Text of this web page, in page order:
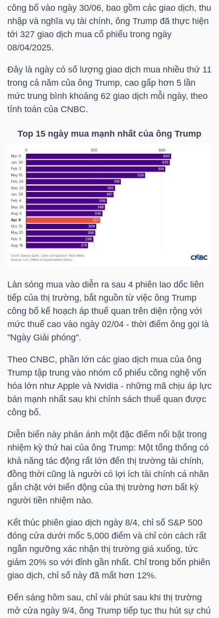
công bố vào ngày 30/06, bao gồm các giao dịch, thu
nhập và nghĩa vụ tài chính, ông Trump đã thực hiện
tới 327 giao dịch mua cổ phiếu trong ngày
08/04/2025.
Đây là ngày có số lượng giao dịch mua nhiều thứ 11
trong cả năm của ông Trump, cao gấp hơn 5 lần
mức trung bình khoảng 62 giao dịch mỗi ngày, theo
tính toán của CNBC.
Top 15 ngày mua mạnh nhất của ông Trump
Làn sóng mua vào diễn ra sau 4 phiên lao dốc liên
tiếp của thị trường, bắt nguồn từ việc ông Trump
công bố kế hoạch áp thuế quan trên diện rộng với
mức thuế cao vào ngày 02/04 - thời điểm ông gọi là
"Ngày Giải phóng".
Theo CNBC, phần lớn các giao dịch mua của ông
Trump tập trung vào nhóm cổ phiếu công nghệ vốn
hóa lớn như Apple và Nvidia - những mã chịu áp lực
bán mạnh nhất sau khi chính sách thuế quan được
công bố.
Diễn biến này phản ánh một đặc điểm nổi bật trong
nhiệm kỳ thứ hai của ông Trump: Một tổng thống có
khả năng tác động rất lớn đến thị trường tài chính,
đồng thời cũng là người có lợi ích tài chính cá nhân
gắn chặt với biến động của thị trường hơn bất kỳ
người tiền nhiệm nào.
Kết thúc phiên giao dịch ngày 8/4, chỉ số S&P 500
đóng cửa dưới mốc 5,000 điểm và chỉ còn cách rất
ngắn ngưỡng xác nhận thị trường giá xuống, tức
giảm 20% so với đỉnh gần nhất. Chỉ trong bốn phiên
giao dịch, chỉ số này đã mất hơn 12%.
Đến sáng hôm sau, chỉ vài phút sau khi thị trường
mở cửa ngày 9/4, ông Trump tiếp tục thu hút sự chú
ĐÔNG
TÀI
CHÍNH
NHÂN
PHÂN
TÍCH
VIETSTOCKFINANCE
MÔ
DOANH
NGHIỆP
CỔ
PHIẾU
PHÁI
TRÁI
CÔNG